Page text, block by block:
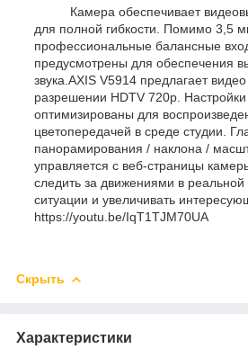
Камера обеспечивает
для полной гибкости. Помимо 3,5
профессиональные балансные
предусмотрены для обеспечения
звука.AXIS V5914 предлагает
разрешении HDTV 720p.
оптимизированы для
цветопередачей в среде студии.
панорамирования / наклона /
управляется с веб-страницы
следить за движениями в реальной
ситуации и увеличивать
https://youtu.be/IqT1TJM70UA
Скрыть
Характеристики